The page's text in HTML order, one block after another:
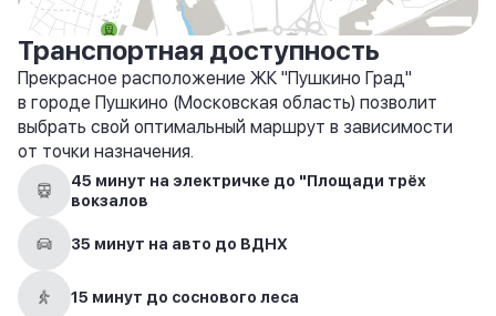
Транспортная доступность
Прекрасное расположение ЖК "Пушкино Град"
в городе Пушкино (Московская область) позволит
выбрать свой оптимальный маршрут в зависимости
от точки назначения.
45 минут на электричке до "Площади трёх
вокзалов
35 минут на авто до ВДНХ
15 минут до соснового леса